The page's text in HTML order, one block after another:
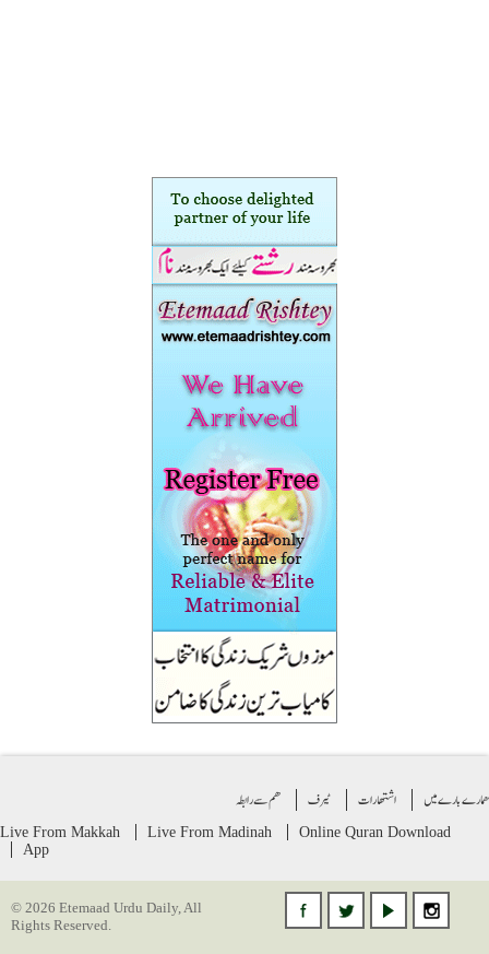
بارے میں اشتهارات ٹیرف ھم سے رابطہ
Live From Makkah Live From Madinah Online Quran Download
App
© 2026 Etemaad Urdu Daily, All
Rights Reserved.